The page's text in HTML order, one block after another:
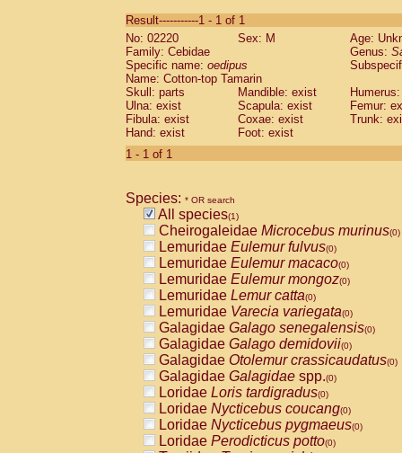
CebidaeSaguinus labiatus(0)
Cebidae Saguinus leucopus (0)
Cebidae
CebidaeSaguinus mystax
Cebidae Saguinus nigricollis (0)
Cebidae Saguinus oedipus
Cebidae Saguinus weddelli
Cebidae Saguinusspp.
Cebidae
CebidaeCebus capucinus
CebidaeCebus nigrivittatus
CebidaeCebus spp.(0)
CebidaeSaimiri boliviensis(0)
CebidaeSaimiri sciureus(0)
AtelidaeAlouatta caraya(0)
AtelidaeAlouatta fusca(0)
AtelidaeAlouatta seniculus(0)
AtelidaeAlouattaspp.(0)
AtelidaeAteles belzebuth(0)
AtelidaeAteles geoffroyi(0)
AtelidaeAteles paniscus(0)
AtelidaeAtelesspp.(0)
AtelidaeLagothrix lagothricha(0)
AtelidaeLagothrix lagothricha cana
PitheciidaeCacajao calvus
Result-----------1 - 1 of 1
No: 02220
Sex: M
Age:
Family: Cebidae
Genus:
Specific name: oedipus
Name: Cotton-top Tamarin
Skull: parts
Mandible: exist
Ulna: exist
Scapula: exist
Femur:
Fibula: exist
Coxae: exist
Trunk:
Hand: exist
Foot: exist
1 - 1 of 1
Species: * OR search
All species(1)
Cheirogaleidae Microcebus murinus(0)
Lemuridae Eulemur fulvus(0)
Lemuridae Eulemur macaco(0)
Lemuridae Eulemur mongoz(0)
Lemuridae Lemur catta(0)
Lemuridae Varecia variegata(0)
Galagidae Galago senegalensis(0)
Galagidae Galago demidovii(0)
Galagidae Otolemur crassicaudatus(0)
Galagidae Galagidae spp.(0)
Loridae Loris tardigradus(0)
Loridae Nycticebus coucang(0)
Loridae Nycticebus pygmaeus(0)
Loridae Perodicticus potto(0)